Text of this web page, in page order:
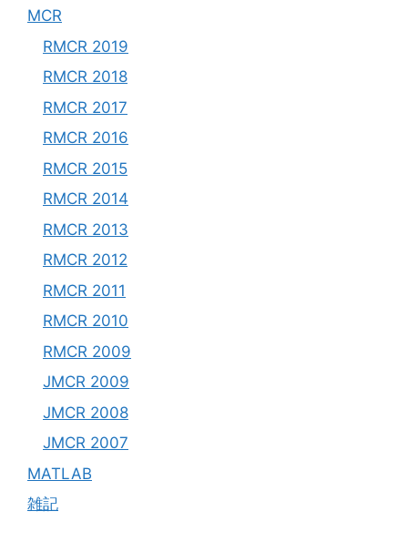
MCR
RMCR 2019
RMCR 2018
RMCR 2017
RMCR 2016
RMCR 2015
RMCR 2014
RMCR 2013
RMCR 2012
RMCR 2011
RMCR 2010
RMCR 2009
JMCR 2009
JMCR 2008
JMCR 2007
MATLAB
雑記